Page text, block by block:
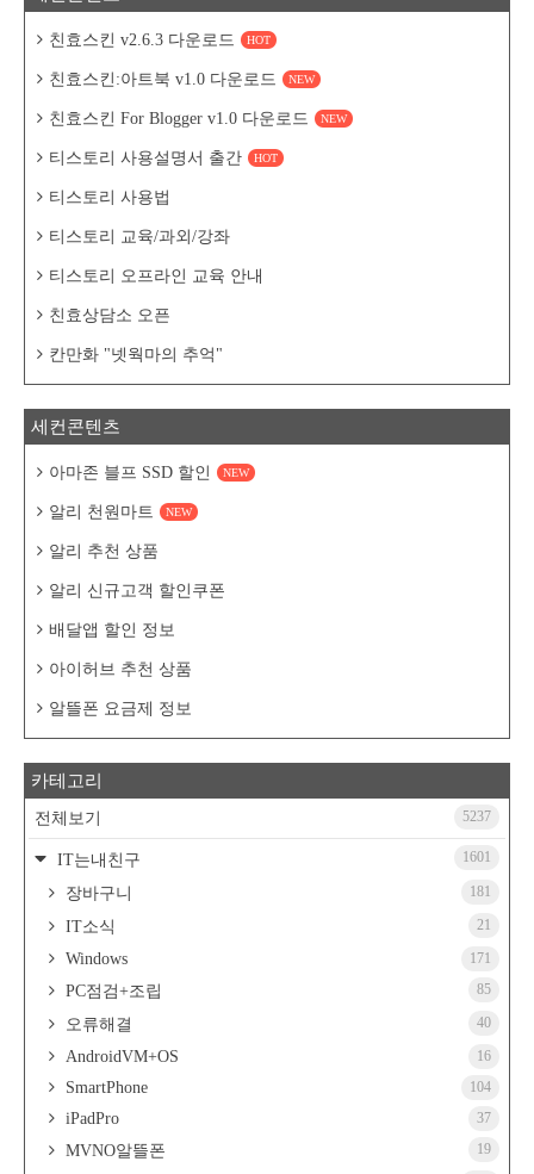
친효스킨 v2.6.3 다운로드 HOT
친효스킨:아트북 v1.0 다운로드 NEW
친효스킨 For Blogger v1.0 다운로드 NEW
티스토리 사용설명서 출간 HOT
티스토리 사용법
티스토리 교육/과외/강좌
티스토리 오프라인 교육 안내
친효상담소 오픈
칸만화 "넷웍마의 추억"
세컨콘텐츠
아마존 블프 SSD 할인 NEW
알리 천원마트 NEW
알리 추천 상품
알리 신규고객 할인쿠폰
배달앱 할인 정보
아이허브 추천 상품
알뜰폰 요금제 정보
카테고리
전체보기 5237
IT는내친구 1601
장바구니 181
IT소식 21
Windows 171
PC점검+조립 85
오류해결 40
AndroidVM+OS 16
SmartPhone 104
iPadPro 37
MVNO알뜰폰 19